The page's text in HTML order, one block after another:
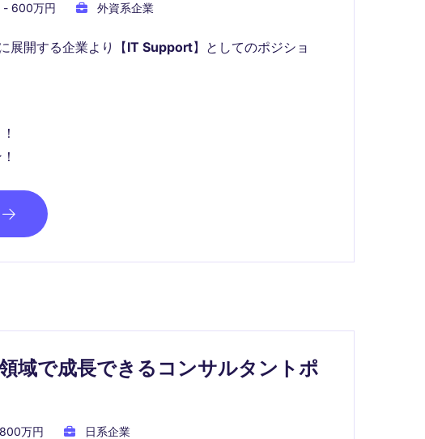
- 600万円 外資系企業
展開する企業より【IT Support】としてのポジショ
域で成長できるコンサルタントポ
万円 日系企業